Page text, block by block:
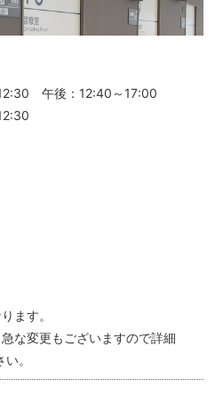
12:30 午後：12:40～17:00
ます。
な変更もございますので詳細
。